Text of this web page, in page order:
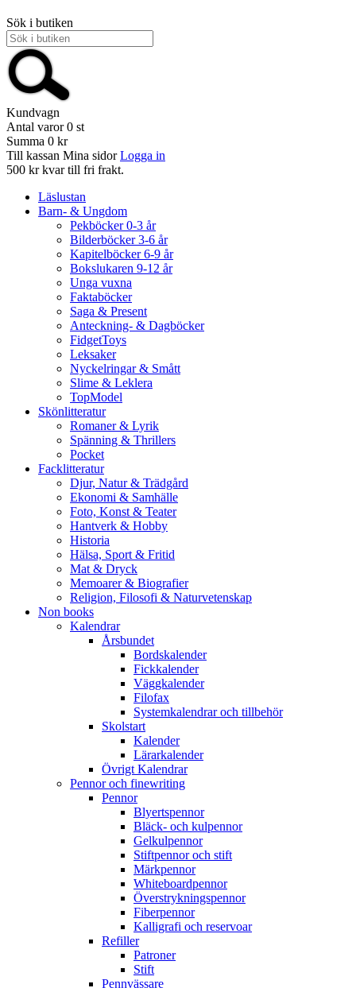
Sök i butiken
Kundvagn
Antal varor 0 st
Summa 0 kr
Till kassan Mina sidor Logga in
500 kr kvar till fri frakt.
Läslustan
Barn- & Ungdom
Pekböcker 0-3 år
Bilderböcker 3-6 år
Kapitelböcker 6-9 år
Bokslukaren 9-12 år
Unga vuxna
Faktaböcker
Saga & Present
Anteckning- & Dagböcker
FidgetToys
Leksaker
Nyckelringar & Smått
Slime & Leklera
TopModel
Skönlitteratur
Romaner & Lyrik
Spänning & Thrillers
Pocket
Facklitteratur
Djur, Natur & Trädgård
Ekonomi & Samhälle
Foto, Konst & Teater
Hantverk & Hobby
Historia
Hälsa, Sport & Fritid
Mat & Dryck
Memoarer & Biografier
Religion, Filosofi & Naturvetenskap
Non books
Kalendrar
Årsbundet
Bordskalender
Fickkalender
Väggkalender
Filofax
Systemkalendrar och tillbehör
Skolstart
Kalender
Lärarkalender
Övrigt Kalendrar
Pennor och finewriting
Pennor
Blyertspennor
Bläck- och kulpennor
Gelkulpennor
Stiftpennor och stift
Märkpennor
Whiteboardpennor
Överstrykningspennor
Fiberpennor
Kalligrafi och reservoar
Refiller
Patroner
Stift
Pennvässare